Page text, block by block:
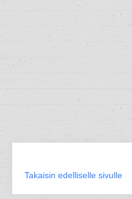
Takaisin edelliselle sivulle